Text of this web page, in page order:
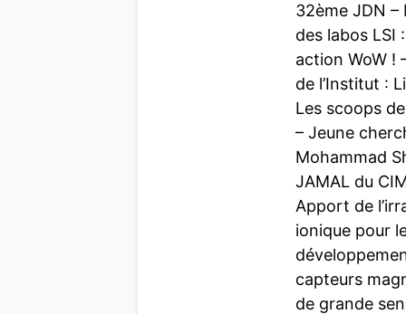
S
n
°
3
J
n
v
32ème JDN –
des labos LSI
action WoW !
de l’Institut :
Les scoops
– Jeune
Mohammad
JAMAL du
Apport de
ionique pour
capteurs
de grande